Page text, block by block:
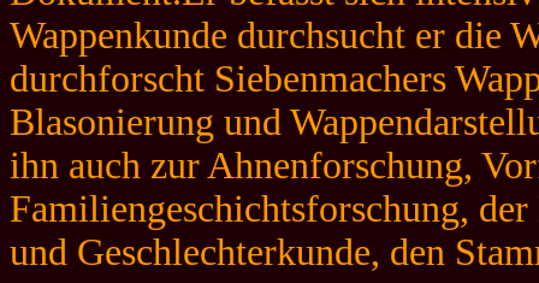
Wappenkunde durchsucht er die
durchforscht Siebenmachers
Blasonierung und
ihn auch zur Ahnenforschung,
Familiengeschichtsforschung,
und Geschlechterkunde, den